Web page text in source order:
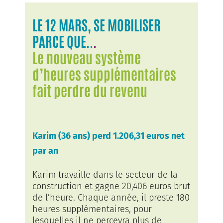
LE 12 MARS, SE MOBILISER
PARCE QUE..
Le nouveau système
d’heures supplémentaires
fait perdre du revenu
Karim (36 ans) perd 1.206,31 euros net
par an
Karim travaille dans le secteur de la
construction et gagne 20,406 euros brut
de l’heure. Chaque année, il preste 180
heures supplémentaires, pour
lesquelles il ne percevra plus de